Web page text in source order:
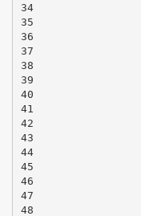
34
35
36
37
38
39
40
41
42
43
44
45
46
47
48